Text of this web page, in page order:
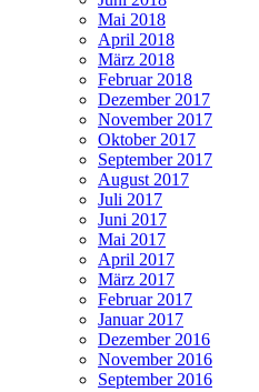
Mai 2018
April 2018
März 2018
Februar 2018
Dezember 2017
November 2017
Oktober 2017
September 2017
August 2017
Juli 2017
Juni 2017
Mai 2017
April 2017
März 2017
Februar 2017
Januar 2017
Dezember 2016
November 2016
September 2016